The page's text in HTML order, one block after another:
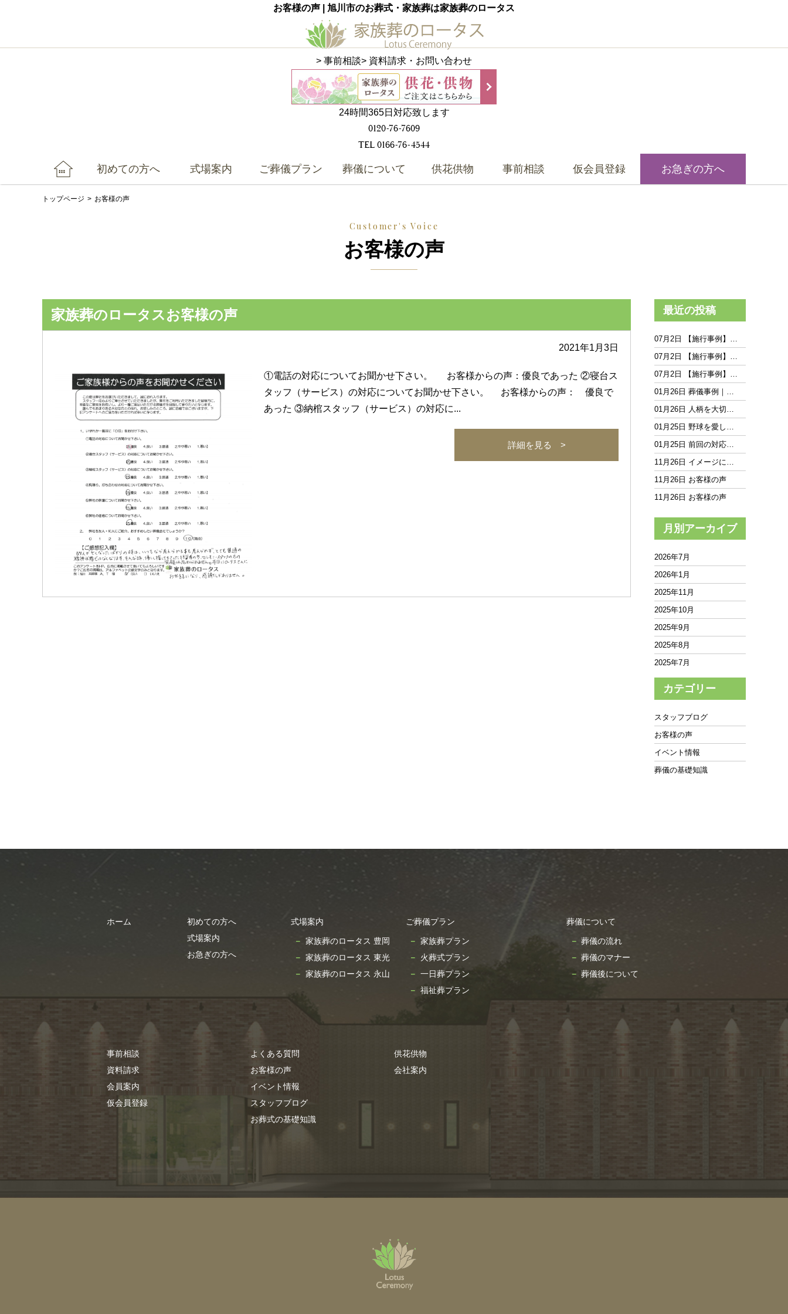
お客様の声 | 旭川市のお葬式・家族葬は家族葬のロータス
> 事前相談> 資料請求・お問い合わせ
24時間365日対応致します
0120-76-7609
TEL0166-76-4544
初めての方へ 式場案内 ご葬儀プラン 葬儀について 供花供物 事前相談 仮会員登録 お急ぎの方へ
トップページ お客様の声
Customer's Voice
お客様の声
家族葬のロータスお客様の声
2021年1月3日
①電話の対応についてお聞かせ下さい。 お客様からの声：優良であった ②寝台ス
タッフ（サービス）の対応についてお聞かせ下さい。 お客様からの声： 優良で
あった ③納棺スタッフ（サービス）の対応に...
詳細を見る >
最近の投稿
07月2日 【施行事例】…
07月2日 【施行事例】…
07月2日 【施行事例】…
01月26日 葬儀事例｜…
01月26日 人柄を大切…
01月25日 野球を愛し…
01月25日 前回の対応…
11月26日 イメージに…
11月26日 お客様の声
11月26日 お客様の声
月別アーカイブ
2026年7月
2026年1月
2025年11月
2025年10月
2025年9月
2025年8月
2025年7月
2025年6月
2025年5月
2025年4月
2025年3月
2025年2月
2025年1月
2023年12月
2023年8月
2023年7月
カテゴリー
スタッフブログ
お客様の声
イベント情報
葬儀の基礎知識
ホーム
初めての方へ
式場案内
お急ぎの方へ
式場案内
家族葬のロータス 豊岡
家族葬のロータス 東光
家族葬のロータス 永山
ご葬儀プラン
家族葬プラン
火葬式プラン
一日葬プラン
福祉葬プラン
葬儀について
葬儀の流れ
葬儀のマナー
葬儀後について
事前相談
資料請求
会員案内
仮会員登録
よくある質問
お客様の声
イベント情報
スタッフブログ
お葬式の基礎知識
供花供物
会社案内